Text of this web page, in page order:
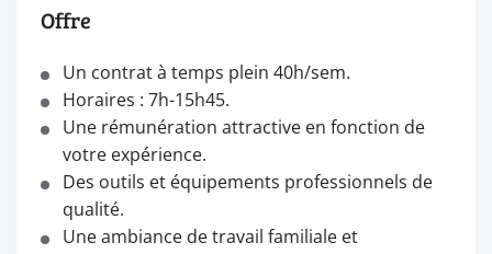
Offre
Un contrat à temps plein 40h/sem.
Horaires : 7h-15h45.
Une rémunération attractive en fonction de
votre expérience.
Des outils et équipements professionnels de
qualité.
Une ambiance de travail familiale et